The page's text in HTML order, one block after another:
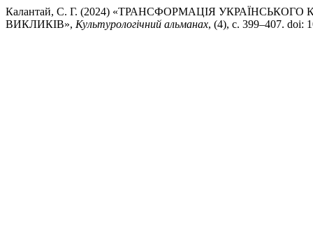
Калантай, С. Г. (2024) «ТРАНСФОРМАЦІЯ
ВИКЛИКІВ», Культурологічний альманах, (4), с. 399–407. doi: